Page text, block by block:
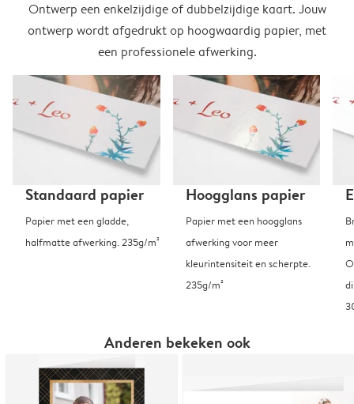
Ontwerp een enkelzijdige of dubbelzijdige kaart. Jouw
ontwerp wordt afgedrukt op hoogwaardig papier, met
een professionele afwerking.
Standaard papier
Papier met een gladde,
halfmatte afwerking. 235g/m²
Hoogglans papier
Papier met een hoogglans
afwerking voor meer
kleurintensiteit en scherpte.
235g/m²
Anderen bekeken ook